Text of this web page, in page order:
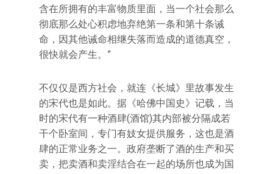
含在所拥有的丰富物质里面，当一个社会那么
彻底那么处心积虑地弃绝第一条和第十条诫
命，因其他诫命相继失落而造成的道德真空，
很快就会产生。”
不仅仅是西方社会，就连《长城》里故事发生
的宋代也是如此。据《哈佛中国史》记载，当
时的宋代有一种酒肆(酒馆)其内部被分隔成若
干个卧室间，专门有妓女提供服务，这也是酒
肆的正常业务之一。政府垄断了酒的生产和买
卖，把卖酒和卖淫结合在一起的场所也成为国